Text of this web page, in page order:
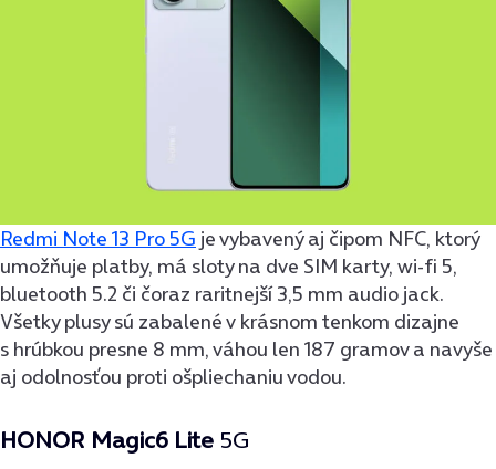
Redmi Note 13 Pro 5G je vybavený aj čipom NFC, ktorý
umožňuje platby, má sloty na dve SIM karty, wi-fi 5,
bluetooth 5.2 či čoraz raritnejší 3,5 mm audio jack.
Všetky plusy sú zabalené v krásnom tenkom dizajne
s hrúbkou presne 8 mm, váhou len 187 gramov a navyše
aj odolnosťou proti ošpliechaniu vodou.
HONOR Magic6 Lite 5G